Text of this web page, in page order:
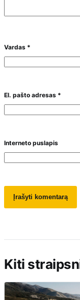
Vardas *
El. pašto adresas *
Interneto puslapis
Kiti